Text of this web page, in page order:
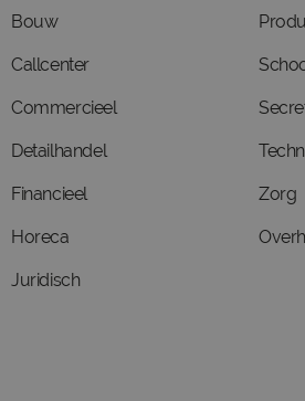
Bouw
Callcenter
Commercieel
Detailhandel
Financieel
Horeca
Juridisch
Zorg